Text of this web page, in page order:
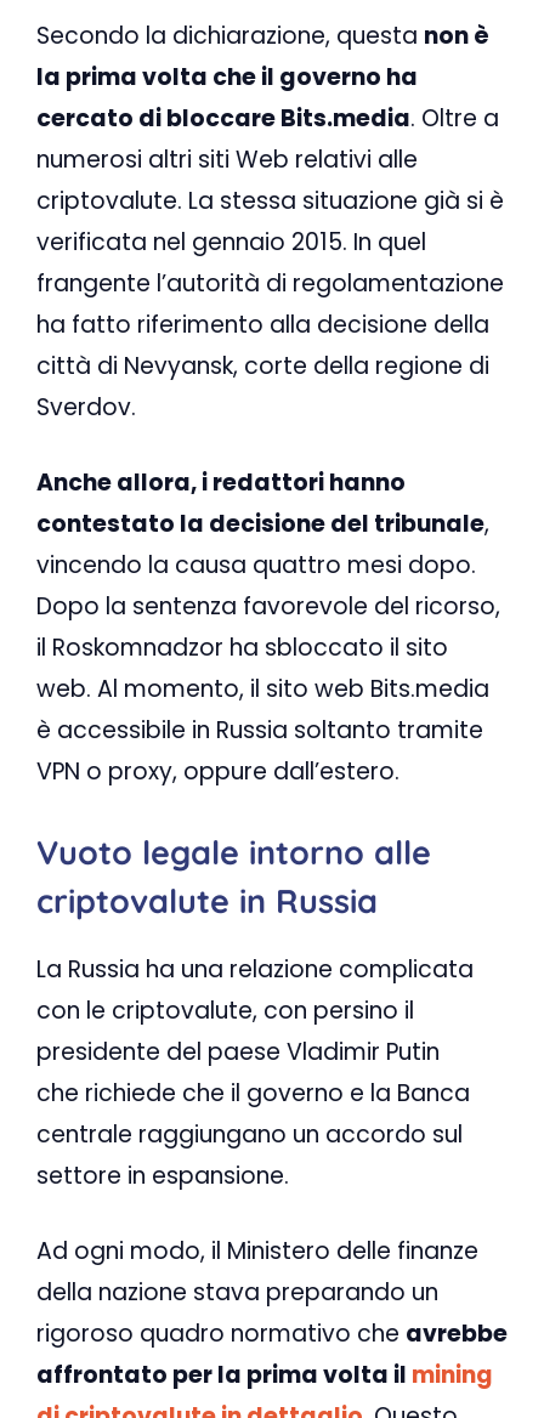
Secondo la dichiarazione, questa non è
la prima volta che il governo ha
cercato di bloccare Bits.media. Oltre a
numerosi altri siti Web relativi alle
criptovalute. La stessa situazione già si è
verificata nel gennaio 2015. In quel
frangente l’autorità di regolamentazione
ha fatto riferimento alla decisione della
città di Nevyansk, corte della regione di
Sverdov.
Anche allora, i redattori hanno
contestato la decisione del tribunale,
vincendo la causa quattro mesi dopo.
Dopo la sentenza favorevole del ricorso,
il Roskomnadzor ha sbloccato il sito
web. Al momento, il sito web Bits.media
è accessibile in Russia soltanto tramite
VPN o proxy, oppure dall’estero.
Vuoto legale intorno alle
criptovalute in Russia
La Russia ha una relazione complicata
con le criptovalute, con persino il
presidente del paese Vladimir Putin
che richiede che il governo e la Banca
centrale raggiungano un accordo sul
settore in espansione.
Ad ogni modo, il Ministero delle finanze
della nazione stava preparando un
rigoroso quadro normativo che avrebbe
affrontato per la prima volta il mining